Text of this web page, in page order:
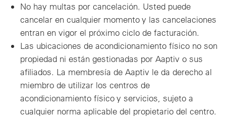
No hay multas por cancelación. Usted puede
cancelar en cualquier momento y las cancelaciones
entran en vigor el próximo ciclo de facturación.
Las ubicaciones de acondicionamiento físico no son
propiedad ni están gestionadas por Aaptiv o sus
afiliados. La membresía de Aaptiv le da derecho al
miembro de utilizar los centros de
acondicionamiento físico y servicios, sujeto a
cualquier norma aplicable del propietario del centro.